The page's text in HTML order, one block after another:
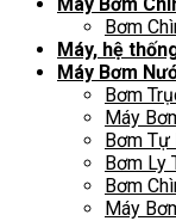
Bơm
Máy, hệ
Máy Bơm
Bơm
Máy
Bơm Tự
Bơm Ly
Bơm
Máy